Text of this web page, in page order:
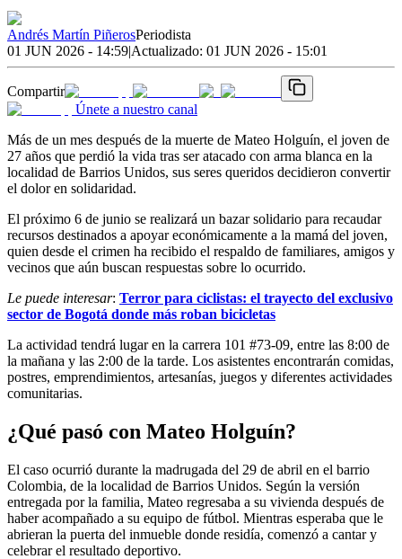
Andrés Martín PiñerosPeriodista
01 JUN 2026 - 14:59|Actualizado: 01 JUN 2026 - 15:01
Compartir
Únete a nuestro canal
Más de un mes después de la muerte de Mateo Holguín, el joven de
27 años que perdió la vida tras ser atacado con arma blanca en la
localidad de Barrios Unidos, sus seres queridos decidieron convertir
el dolor en solidaridad.
El próximo 6 de junio se realizará un bazar solidario para recaudar
recursos destinados a apoyar económicamente a la mamá del joven,
quien desde el crimen ha recibido el respaldo de familiares, amigos y
vecinos que aún buscan respuestas sobre lo ocurrido.
Le puede interesar: Terror para ciclistas: el trayecto del exclusivo
sector de Bogotá donde más roban bicicletas
La actividad tendrá lugar en la carrera 101 #73-09, entre las 8:00 de
la mañana y las 2:00 de la tarde. Los asistentes encontrarán comidas,
postres, emprendimientos, artesanías, juegos y diferentes actividades
comunitarias.
¿Qué pasó con Mateo Holguín?
El caso ocurrió durante la madrugada del 29 de abril en el barrio
Colombia, de la localidad de Barrios Unidos. Según la versión
entregada por la familia, Mateo regresaba a su vivienda después de
haber acompañado a su equipo de fútbol. Mientras esperaba que le
abrieran la puerta del inmueble donde residía, comenzó a cantar y
celebrar el resultado deportivo.